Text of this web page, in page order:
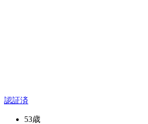
認証済
53歳